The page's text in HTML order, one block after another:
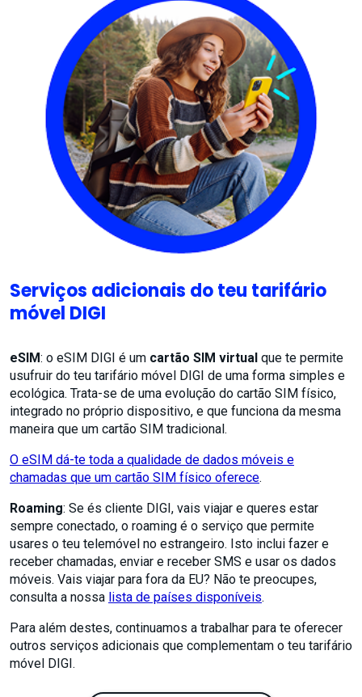
Serviços adicionais do teu tarifário
móvel DIGI
eSIM: o eSIM DIGI é um cartão SIM virtual que te permite
usufruir do teu tarifário móvel DIGI de uma forma simples e
ecológica. Trata-se de uma evolução do cartão SIM físico,
integrado no próprio dispositivo, e que funciona da mesma
maneira que um cartão SIM tradicional.
O eSIM dá-te toda a qualidade de dados móveis e
chamadas que um cartão SIM físico oferece.
Roaming: Se és cliente DIGI, vais viajar e queres estar
sempre conectado, o roaming é o serviço que permite
usares o teu telemóvel no estrangeiro. Isto inclui fazer e
receber chamadas, enviar e receber SMS e usar os dados
móveis. Vais viajar para fora da EU? Não te preocupes,
consulta a nossa lista de países disponíveis.
Para além destes, continuamos a trabalhar para te oferecer
outros serviços adicionais que complementam o teu tarifário
móvel DIGI.